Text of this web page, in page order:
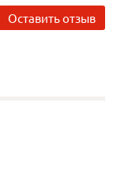
Оставить отзыв